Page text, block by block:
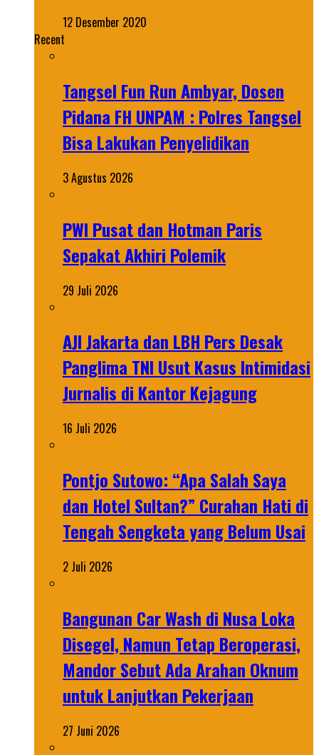
12 Desember 2020
Recent
Tangsel Fun Run Ambyar, Dosen
Pidana FH UNPAM : Polres Tangsel
Bisa Lakukan Penyelidikan
3 Agustus 2026
PWI Pusat dan Hotman Paris
Sepakat Akhiri Polemik
29 Juli 2026
AJI Jakarta dan LBH Pers Desak
Panglima TNI Usut Kasus Intimidasi
Jurnalis di Kantor Kejagung
16 Juli 2026
Pontjo Sutowo: “Apa Salah Saya
dan Hotel Sultan?” Curahan Hati di
Tengah Sengketa yang Belum Usai
2 Juli 2026
Bangunan Car Wash di Nusa Loka
Disegel, Namun Tetap Beroperasi,
Mandor Sebut Ada Arahan Oknum
untuk Lanjutkan Pekerjaan
27 Juni 2026